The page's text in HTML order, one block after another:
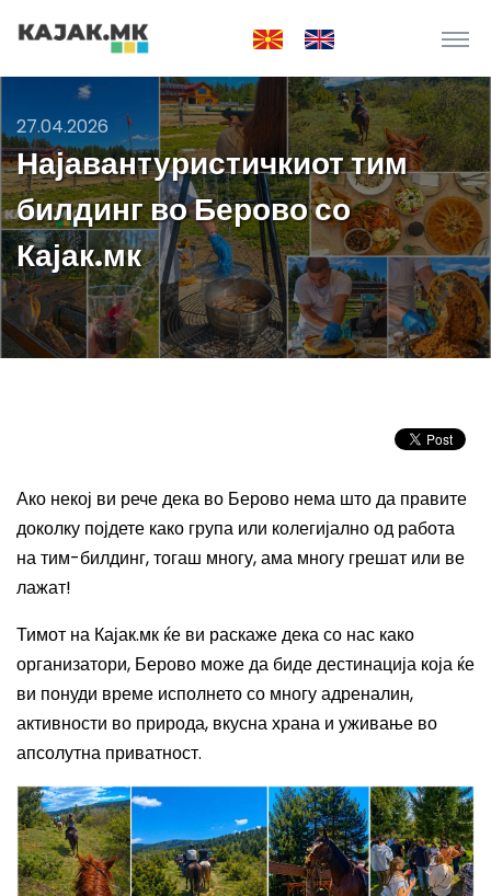
27.04.2026
Најавантуристичкиот тим
билдинг во Берово со
Кајак.мк
Ако некој ви рече дека во Берово нема што да правите
доколку појдете како група или колегијално од работа
на тим-билдинг, тогаш многу, ама многу грешат или ве
лажат!
Тимот на Кајак.мк ќе ви раскаже дека со нас како
организатори, Берово може да биде дестинација која ќе
ви понуди време исполнето со многу адреналин,
активности во природа, вкусна храна и уживање во
апсолутна приватност.